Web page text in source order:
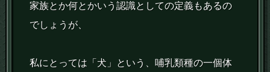
家族とか何とかいう認識としての定義もあるの
でしょうが、
私にとっては「犬」という、哺乳類種の一個体